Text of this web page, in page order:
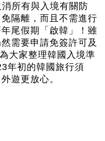
所有與入境有關防
隔離，而且不需進行
尾假期「啟韓」！雖
需要申請免簽許可及
大家整理韓國入境準
年初的韓國旅行須
遊更放心。